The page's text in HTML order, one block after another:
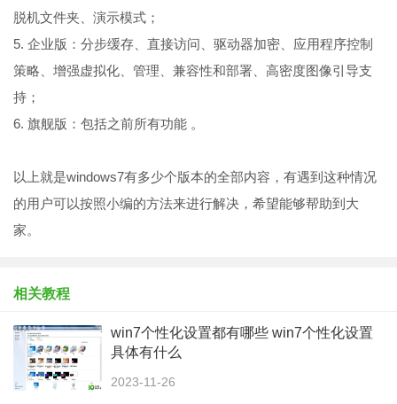
脱机文件夹、演示模式；
5. 企业版：分步缓存、直接访问、驱动器加密、应用程序控制
策略、增强虚拟化、管理、兼容性和部署、高密度图像引导支
持；
6. 旗舰版：包括之前所有功能 。
以上就是windows7有多少个版本的全部内容，有遇到这种情况
的用户可以按照小编的方法来进行解决，希望能够帮助到大
家。
相关教程
win7个性化设置都有哪些 win7个性化设置
具体有什么
2023-11-26